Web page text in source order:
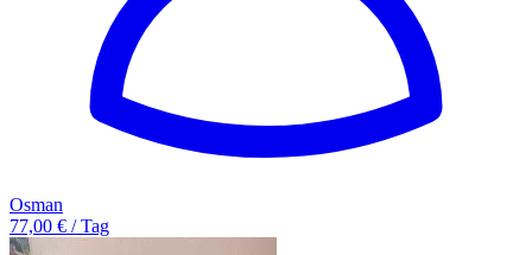
Osman
77,00 € / Tag